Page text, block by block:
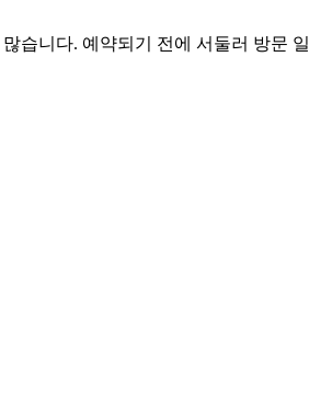
습니다. 예약되기 전에 서둘러 방문 일